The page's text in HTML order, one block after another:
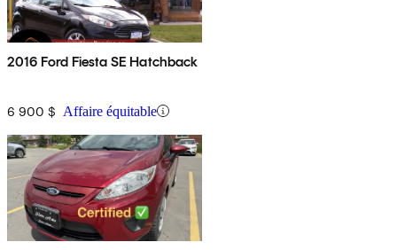
2016 Ford Fiesta SE Hatchback
6 900 $ Affaire équitable